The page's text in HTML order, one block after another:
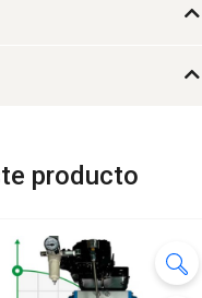
producto